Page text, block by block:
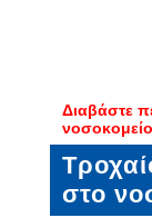
Διαβάστε
στο